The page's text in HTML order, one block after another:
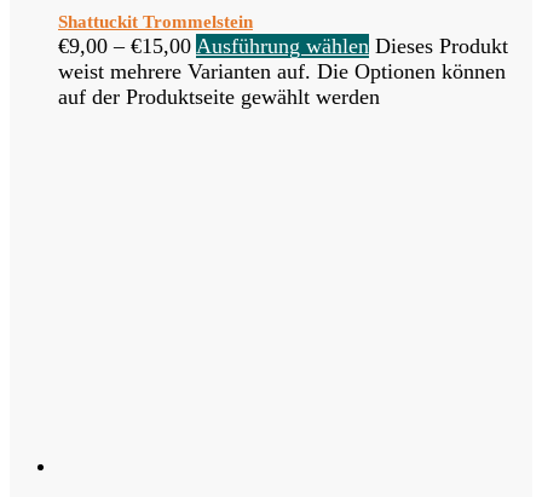
Shattuckit Trommelstein
€9,00 – €15,00 Ausführung wählen Dieses Produkt
weist mehrere Varianten auf. Die Optionen können
auf der Produktseite gewählt werden